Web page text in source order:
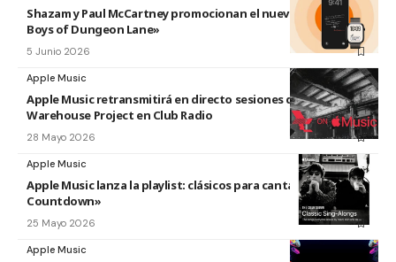
Shazam y Paul McCartney promocionan el nuevo disco «The
Boys of Dungeon Lane»
5 Junio 2026
Apple Music
Apple Music retransmitirá en directo sesiones de The
Warehouse Project en Club Radio
28 Mayo 2026
Apple Music
Apple Music lanza la playlist: clásicos para cantar «The
Countdown»
25 Mayo 2026
Apple Music